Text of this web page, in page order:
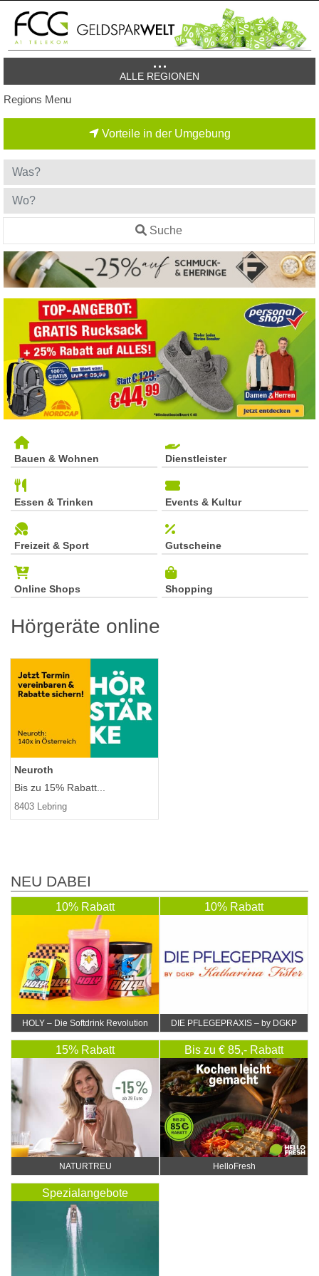
ALLE REGIONEN
Regions Menu
Vorteile in der Umgebung
Suche
Bauen & Wohnen Dienstleister
Essen & Trinken Events & Kultur
Freizeit & Sport Gutscheine
Online Shops Shopping
Hörgeräte online
Neuroth
Bis zu 15% Rabatt...
8403 Lebring
NEU DABEI
10% Rabatt
HOLY – Die Softdrink Revolution
10% Rabatt
DIE PFLEGEPRAXIS – by DGKP
Katharina Fister
15% Rabatt
NATURTREU
Bis zu € 85,- Rabatt
HelloFresh
Spezialangebote